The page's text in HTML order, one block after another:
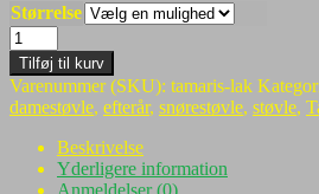
Størrelse
NYHED:
Smarte
"lak"
støvler
fra
Tamaris
skarp
Tilføj til kurv
Varenummer (SKU): tamaris-lak
damestøvle, efterår, snørestøvle, støvle,
Beskrivelse
Yderligere information
Anmeldelser (0)